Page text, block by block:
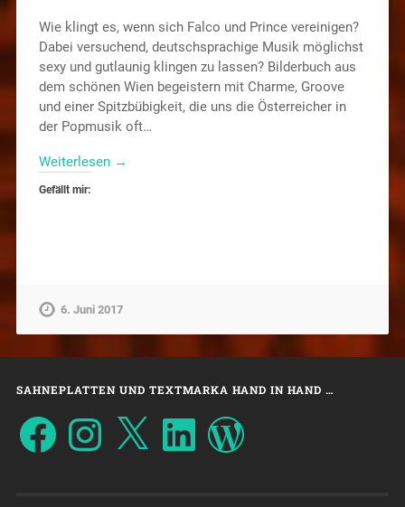
Wie klingt es, wenn sich Falco und Prince vereinigen?
Dabei versuchend, deutschsprachige Musik möglichst
sexy und gutlaunig klingen zu lassen? Bilderbuch aus
dem schönen Wien begeistern mit Charme, Groove
und einer Spitzbübigkeit, die uns die Österreicher in
der Popmusik oft…
Weiterlesen →
Gefällt mir:
6. Juni 2017
SAHNEPLATTEN UND TEXTMARKA HAND IN HAND …